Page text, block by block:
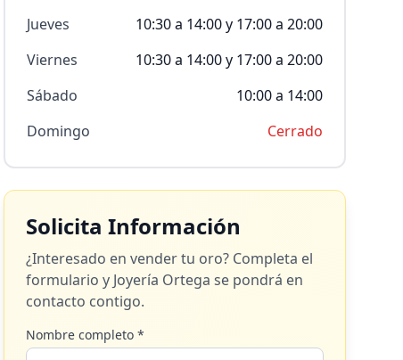
Jueves
10:30 a 14:00 y 17:00 a 20:00
Viernes
10:30 a 14:00 y 17:00 a 20:00
Sábado
10:00 a 14:00
Domingo
Cerrado
Solicita Información
¿Interesado en vender tu oro? Completa el
formulario y Joyería Ortega se pondrá en
contacto contigo.
Nombre completo *